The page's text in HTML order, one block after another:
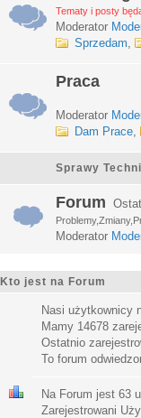
Tematy i posty
Moderator
Sprzedam,
Praca
Moderator
Dam Prace,
Sprawy
Forum
Moderator
Kto jest na Forum
Nasi użytkownicy
Mamy 14678
Ostatnio
To forum
Na Forum jest 63
Zarejestrowani